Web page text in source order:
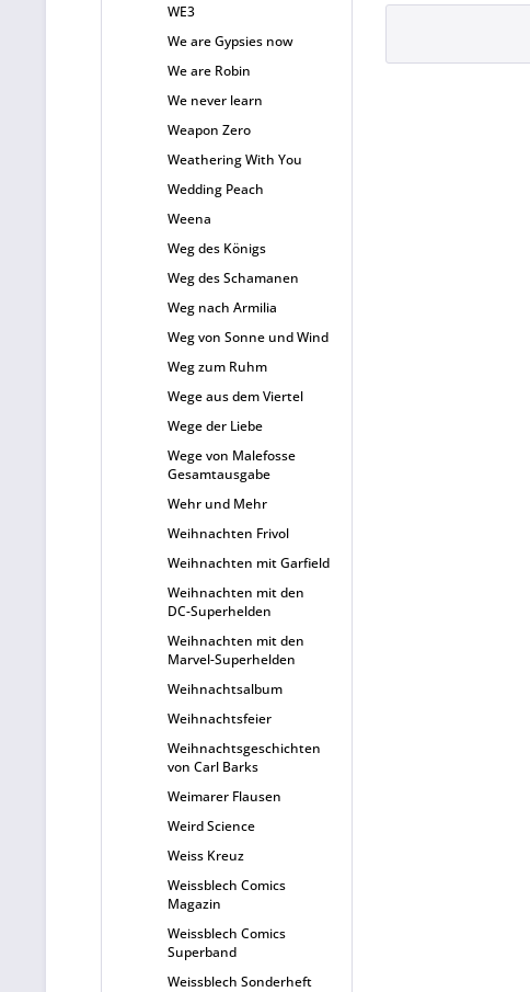
WE3
We are Gypsies now
We are Robin
We never learn
Weapon Zero
Weathering With You
Wedding Peach
Weena
Weg des Königs
Weg des Schamanen
Weg nach Armilia
Weg von Sonne und Wind
Weg zum Ruhm
Wege aus dem Viertel
Wege der Liebe
Wege von Malefosse
Gesamtausgabe
Wehr und Mehr
Weihnachten Frivol
Weihnachten mit Garfield
Weihnachten mit den
DC-Superhelden
Weihnachten mit den
Marvel-Superhelden
Weihnachtsalbum
Weihnachtsfeier
Weihnachtsgeschichten
von Carl Barks
Weimarer Flausen
Weird Science
Weiss Kreuz
Weissblech Comics
Magazin
Weissblech Comics
Superband
Weissblech Sonderheft